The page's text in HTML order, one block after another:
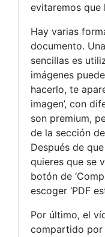
evitaremos que
Hay varias
documento.
sencillas es
imágenes
hacerlo, te
imagen’, con
son premium,
de la sección
Después de
quieres que se
botón de
escoger ‘PDF
Por último, el
compartido por